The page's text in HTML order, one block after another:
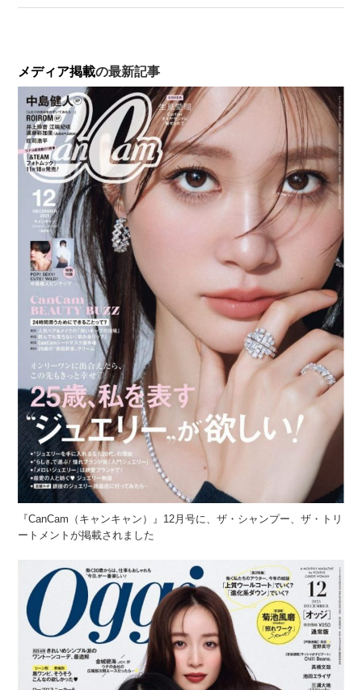
メディア掲載の最新記事
『CanCam（キャンキャン）』12月号に、ザ・シャンプー、ザ・トリ
ートメントが掲載されました